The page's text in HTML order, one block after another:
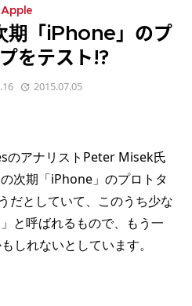
Apple
期「iPhone」のプ
をテスト!?
2015.07.05
のアナリストPeter Misek氏
次期「iPhone」のプロトタ
だとしていて、このうち少な
と呼ばれるもので、もう一
しれないとしています。